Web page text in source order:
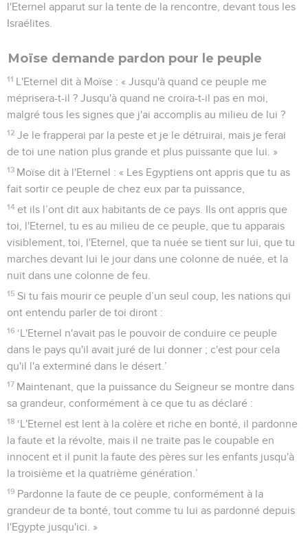
l'Eternel apparut sur la tente de la rencontre, devant tous les
Israélites.
Moïse demande pardon pour le peuple
11 L'Eternel dit à Moïse : « Jusqu'à quand ce peuple me
méprisera-t-il ? Jusqu'à quand ne croira-t-il pas en moi,
malgré tous les signes que j'ai accomplis au milieu de lui ?
12 Je le frapperai par la peste et je le détruirai, mais je ferai
de toi une nation plus grande et plus puissante que lui. »
13 Moïse dit à l'Eternel : « Les Egyptiens ont appris que tu as
fait sortir ce peuple de chez eux par ta puissance,
14 et ils l’ont dit aux habitants de ce pays. Ils ont appris que
toi, l'Eternel, tu es au milieu de ce peuple, que tu apparais
visiblement, toi, l'Eternel, que ta nuée se tient sur lui, que tu
marches devant lui le jour dans une colonne de nuée, et la
nuit dans une colonne de feu.
15 Si tu fais mourir ce peuple d’un seul coup, les nations qui
ont entendu parler de toi diront :
16 ‘L'Eternel n'avait pas le pouvoir de conduire ce peuple
dans le pays qu'il avait juré de lui donner ; c'est pour cela
qu'il l'a exterminé dans le désert.’
17 Maintenant, que la puissance du Seigneur se montre dans
sa grandeur, conformément à ce que tu as déclaré :
18 ‘L'Eternel est lent à la colère et riche en bonté, il pardonne
la faute et la révolte, mais il ne traite pas le coupable en
innocent et il punit la faute des pères sur les enfants jusqu'à
la troisième et la quatrième génération.’
19 Pardonne la faute de ce peuple, conformément à la
grandeur de ta bonté, tout comme tu lui as pardonné depuis
l'Egypte jusqu'ici. »